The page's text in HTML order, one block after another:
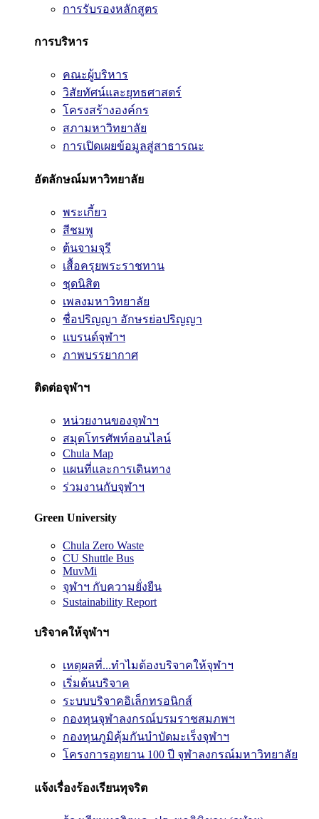
การรับรองหลักสูตร
การบริหาร
คณะผู้บริหาร
วิสัยทัศน์และยุทธศาสตร์
โครงสร้างองค์กร
สภามหาวิทยาลัย
การเปิดเผยข้อมูลสู่สาธารณะ
อัตลักษณ์มหาวิทยาลัย
พระเกี้ยว
สีชมพู
ต้นจามจุรี
เสื้อครุยพระราชทาน
ชุดนิสิต
เพลงมหาวิทยาลัย
ชื่อปริญญา อักษรย่อปริญญา
แบรนด์จุฬาฯ
ภาพบรรยากาศ
ติดต่อจุฬาฯ
หน่วยงานของจุฬาฯ
สมุดโทรศัพท์ออนไลน์
Chula Map
แผนที่และการเดินทาง
ร่วมงานกับจุฬาฯ
Green University
Chula Zero Waste
CU Shuttle Bus
MuvMi
จุฬาฯ กับความยั่งยืน
Sustainability Report
บริจาคให้จุฬาฯ
เหตุผลที่...ทำไมต้องบริจาคให้จุฬาฯ
เริ่มต้นบริจาค
ระบบบริจาคอิเล็กทรอนิกส์
กองทุนจุฬาลงกรณ์บรมราชสมภพฯ
กองทุนภูมิคุ้มกันบำบัดมะเร็งจุฬาฯ
โครงการอุทยาน 100 ปี จุฬาลงกรณ์มหาวิทยาลัย
แจ้งเรื่องร้องเรียนทุจริต